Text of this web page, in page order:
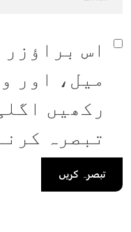
اس
میل، اور
رکھیں
تبصرہ